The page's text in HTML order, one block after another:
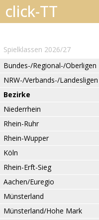
Spielklassen 2026/27
Bundes-/Regional-/Oberligen
NRW-/Verbands-/Landesligen
Bezirke
Niederrhein
Rhein-Ruhr
Rhein-Wupper
Köln
Rhein-Erft-Sieg
Aachen/Euregio
Münsterland
Münsterland/Hohe Mark